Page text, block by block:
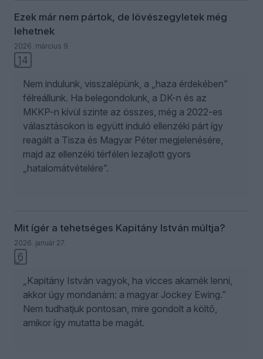
Ezek már nem pártok, de lövészegyletek még
lehetnek
2026. március 9.
14
Nem indulunk, visszalépünk, a „haza érdekében”
félreállunk. Ha belegondolunk, a DK-n és az
MKKP-n kívül szinte az összes, még a 2022-es
választásokon is együtt induló ellenzéki párt így
reagált a Tisza és Magyar Péter megjelenésére,
majd az ellenzéki térfélen lezajlott gyors
„hatalomátvételére”.
Mit ígér a tehetséges Kapitány István múltja?
2026. január 27.
6
„Kapitány István vagyok, ha vicces akarnék lenni,
akkor úgy mondanám: a magyar Jockey Ewing.”
Nem tudhatjuk pontosan, mire gondolt a költő,
amikor így mutatta be magát.